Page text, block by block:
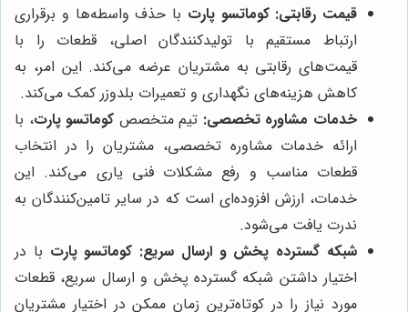
قیمت رقابتی: کوماتسو پارت با حذف واسطه‌ها و برقراری
ارتباط مستقیم با تولیدکنندگان اصلی، قطعات را با
قیمت‌های رقابتی به مشتریان عرضه می‌کند. این امر، به
کاهش هزینه‌های نگهداری و تعمیرات بلدوزر کمک می‌کند.
خدمات مشاوره تخصصی: تیم متخصص کوماتسو پارت، با
ارائه خدمات مشاوره تخصصی، مشتریان را در انتخاب
قطعات مناسب و رفع مشکلات فنی یاری می‌کند. این
خدمات، ارزش افزوده‌ای است که در سایر تامین‌کنندگان به
ندرت یافت می‌شود.
شبکه گسترده پخش و ارسال سریع: کوماتسو پارت با در
اختیار داشتن شبکه گسترده پخش و ارسال سریع، قطعات
مورد نیاز را در کوتاه‌ترین زمان ممکن در اختیار مشتریان